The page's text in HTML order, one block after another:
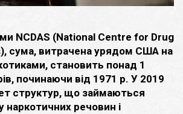
NCDAS (National Centre for Drug
сума, витрачена урядом США на
становить понад 1
починаючи від 1971 р. У 2019
структур, що займаються
наркотичних речовин і